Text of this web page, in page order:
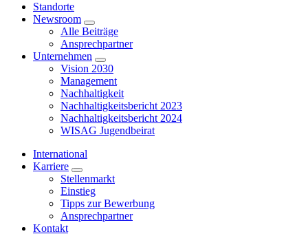
Standorte
Newsroom
Alle Beiträge
Ansprechpartner
Unternehmen
Vision 2030
Management
Nachhaltigkeit
Nachhaltigkeitsbericht 2023
Nachhaltigkeitsbericht 2024
WISAG Jugendbeirat
International
Karriere
Stellenmarkt
Einstieg
Tipps zur Bewerbung
Ansprechpartner
Kontakt